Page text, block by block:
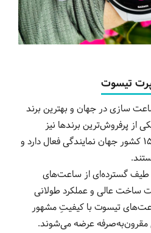
سازی در جهان و بهترین برند
پرفروش‌ترین برندها نیز
هست. این برند در بیش از 150 کشور جهان نمایندگی فعال دارد و
گسترده‌ای از ساعت‌های
ساخت عالی و عملکرد طولانی
تیسوت با کیفیتِ مشهور
عرضه می‌شوند.